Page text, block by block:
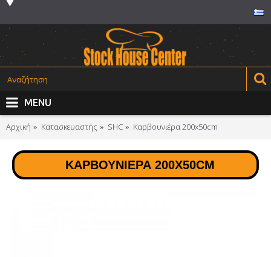
MENU
Αρχική Κατασκευαστής SHC Καρβουνιέρα 200x50cm
ΚΑΡΒΟΥΝΙΈΡΑ 200X50CM